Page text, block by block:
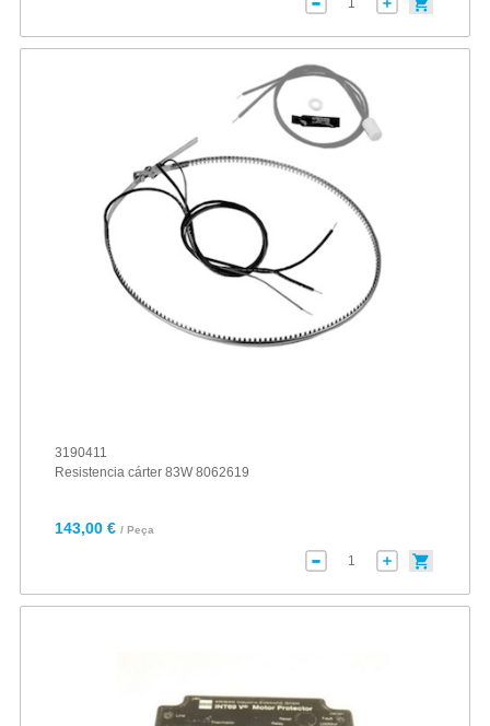
3190411
Resistencia cárter 83W 8062619
143,00 € / Peça